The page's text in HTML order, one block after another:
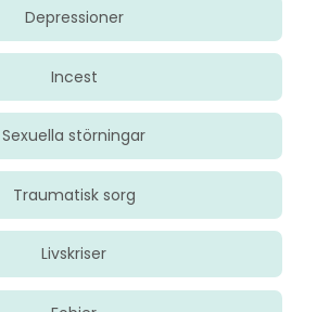
Depressioner
Incest
Sexuella störningar
Traumatisk sorg
Livskriser